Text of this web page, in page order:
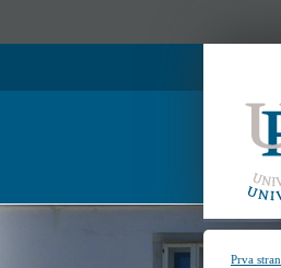
Prva stran